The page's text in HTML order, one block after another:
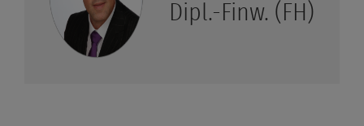
Dipl.-Finw. (FH)